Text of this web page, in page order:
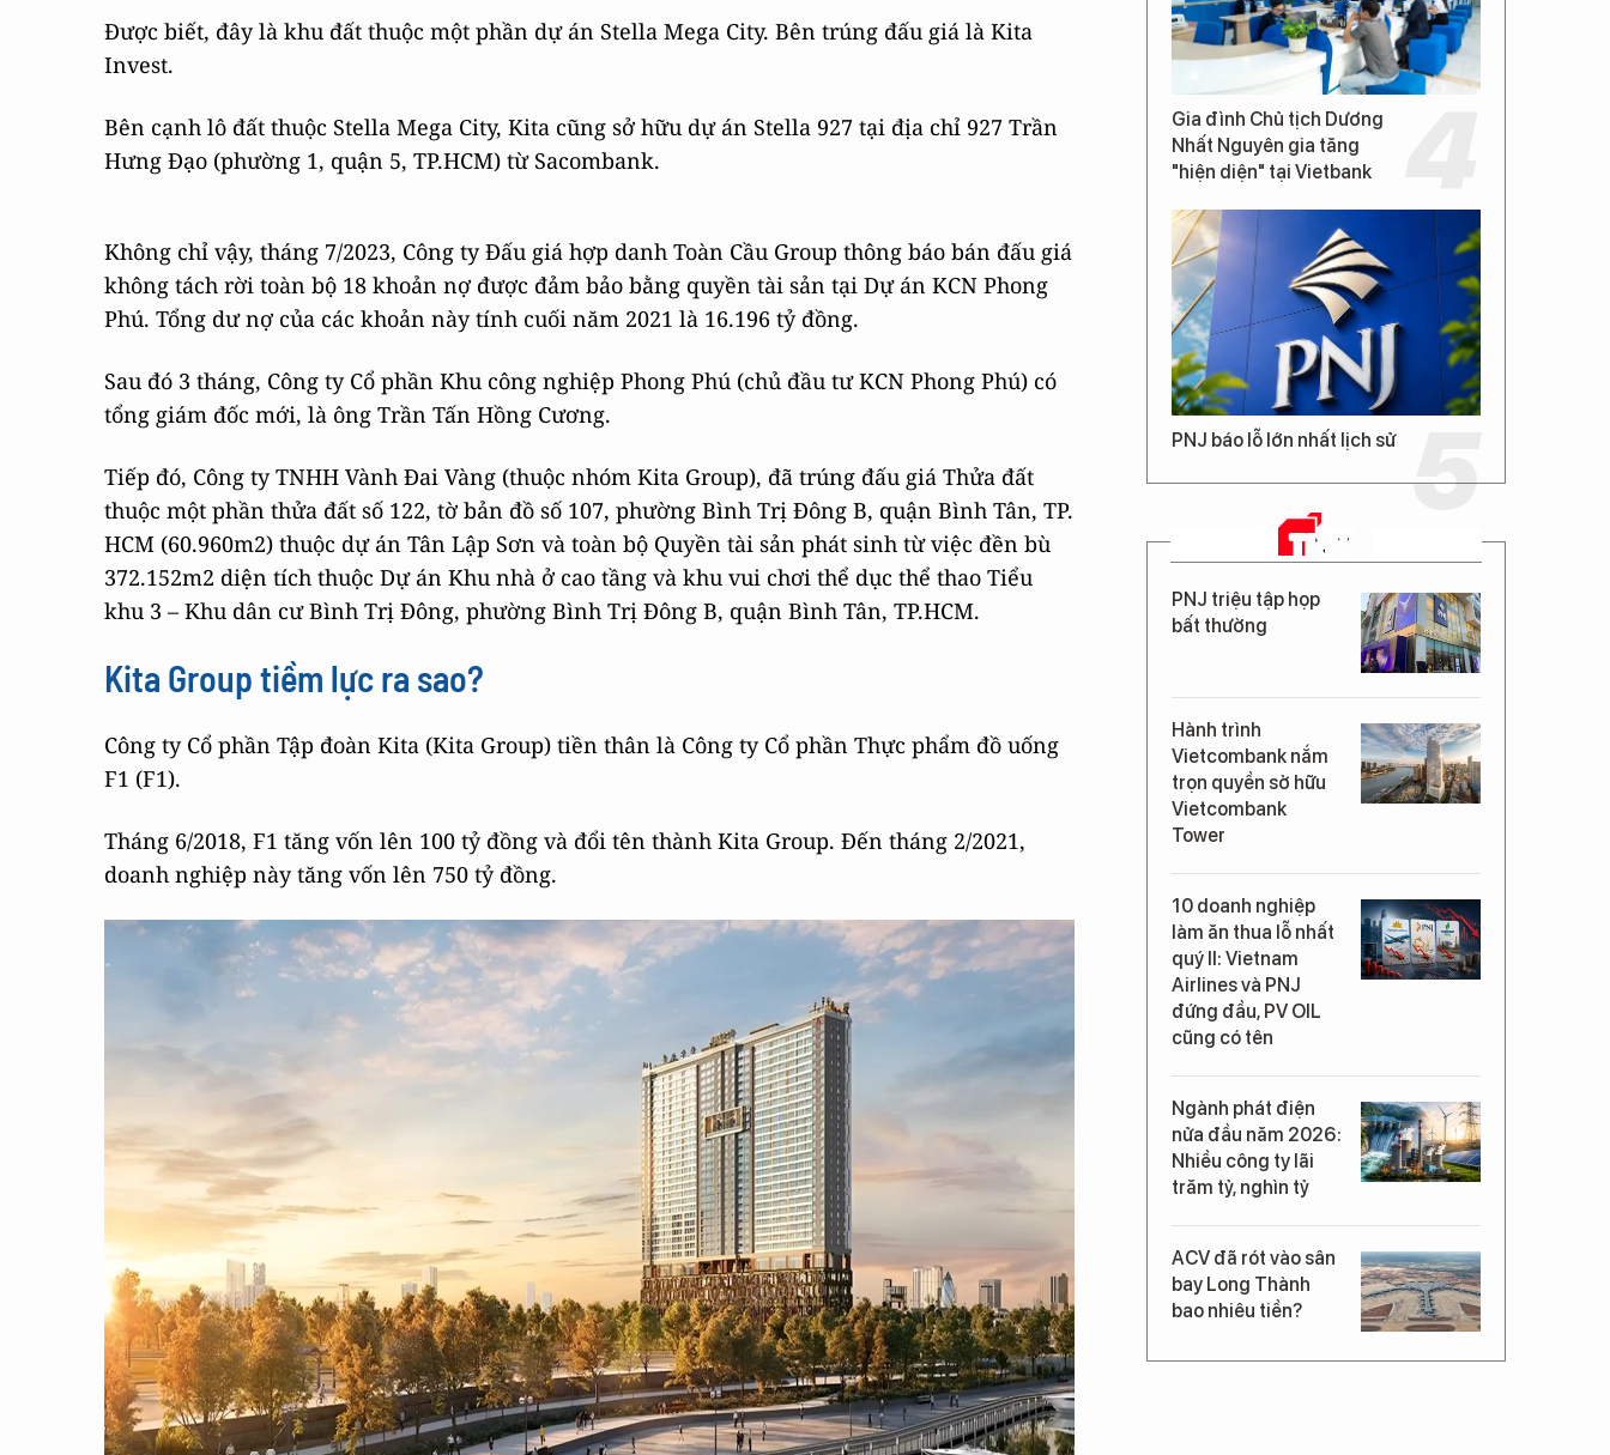
Được biết, đây là khu đất thuộc một phần dự án Stella Mega City. Bên trúng đấu giá là Kita
Invest.
Bên cạnh lô đất thuộc Stella Mega City, Kita cũng sở hữu dự án Stella 927 tại địa chỉ 927 Trần
Hưng Đạo (phường 1, quận 5, TP.HCM) từ Sacombank.
Không chỉ vậy, tháng 7/2023, Công ty Đấu giá hợp danh Toàn Cầu Group thông báo bán đấu giá
không tách rời toàn bộ 18 khoản nợ được đảm bảo bằng quyền tài sản tại Dự án KCN Phong
Phú. Tổng dư nợ của các khoản này tính cuối năm 2021 là 16.196 tỷ đồng.
Sau đó 3 tháng, Công ty Cổ phần Khu công nghiệp Phong Phú (chủ đầu tư KCN Phong Phú) có
tổng giám đốc mới, là ông Trần Tấn Hồng Cương.
Tiếp đó, Công ty TNHH Vành Đai Vàng (thuộc nhóm Kita Group), đã trúng đấu giá Thửa đất
thuộc một phần thửa đất số 122, tờ bản đồ số 107, phường Bình Trị Đông B, quận Bình Tân, TP.
HCM (60.960m2) thuộc dự án Tân Lập Sơn và toàn bộ Quyền tài sản phát sinh từ việc đền bù
372.152m2 diện tích thuộc Dự án Khu nhà ở cao tầng và khu vui chơi thể dục thể thao Tiểu
khu 3 – Khu dân cư Bình Trị Đông, phường Bình Trị Đông B, quận Bình Tân, TP.HCM.
Kita Group tiềm lực ra sao?
Công ty Cổ phần Tập đoàn Kita (Kita Group) tiền thân là Công ty Cổ phần Thực phẩm đồ uống
F1 (F1).
Tháng 6/2018, F1 tăng vốn lên 100 tỷ đồng và đổi tên thành Kita Group. Đến tháng 2/2021,
doanh nghiệp này tăng vốn lên 750 tỷ đồng.
Gia đình Chủ tịch Dương
Nhất Nguyên gia tăng
"hiện diện" tại Vietbank
PNJ báo lỗ lớn nhất lịch sử
TIN MỚI
PNJ triệu tập họp
bất thường
Hành trình
Vietcombank nắm
trọn quyền sở hữu
Vietcombank
Tower
10 doanh nghiệp
làm ăn thua lỗ nhất
quý II: Vietnam
Airlines và PNJ
đứng đầu, PV OIL
cũng có tên
Ngành phát điện
nửa đầu năm 2026:
Nhiều công ty lãi
trăm tỷ, nghìn tỷ
ACV đã rót vào sân
bay Long Thành
bao nhiêu tiền?